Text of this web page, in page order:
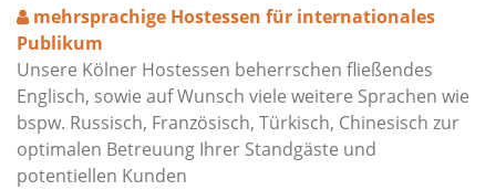
mehrsprachige Hostessen für internationales
Publikum
Unsere Kölner Hostessen beherrschen fließendes
Englisch, sowie auf Wunsch viele weitere Sprachen wie
bspw. Russisch, Französisch, Türkisch, Chinesisch zur
optimalen Betreuung Ihrer Standgäste und
potentiellen Kunden